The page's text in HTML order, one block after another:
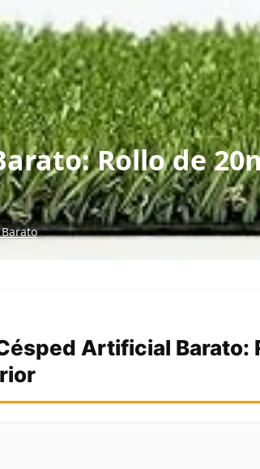
Rollo de
Artificial Barato: